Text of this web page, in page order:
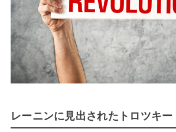
レーニンに見出されたトロツキー